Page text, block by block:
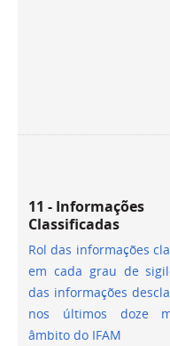
11 - Informações
Classificadas
Rol das informações
em cada grau de
das informações
nos últimos doze
âmbito do IFAM